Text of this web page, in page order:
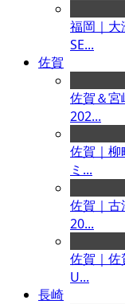
福岡｜大
SE...
佐賀
佐賀＆宮
202...
佐賀｜柳
ミ...
佐賀｜古
20...
佐賀｜佐
U...
長崎